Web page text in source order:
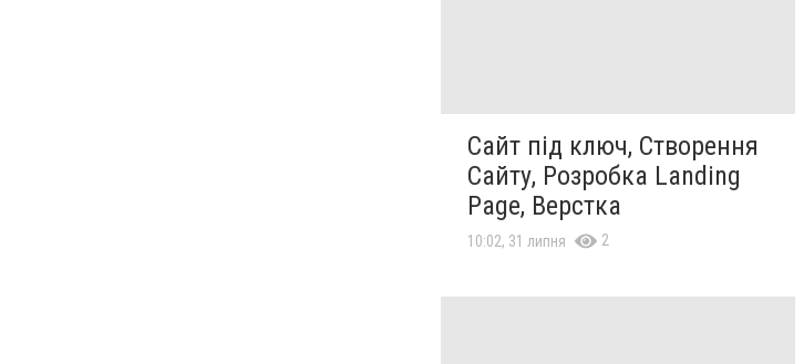
Сайт під ключ, Створення
Сайту, Розробка Landing
Page, Верстка
10:02, 31 липня 2